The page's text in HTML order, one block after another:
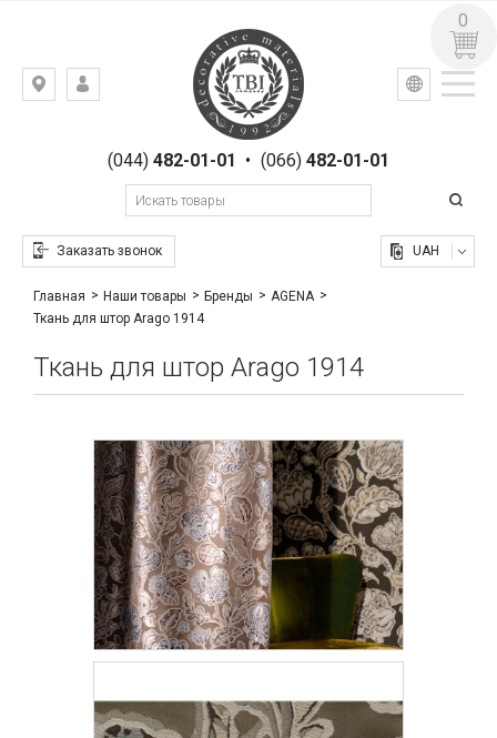
Киев,
Гоголевская,(044)482-01-01 • (066) 482-01-01
Заказать звонок
УКР РУС
UAH
0
Главная Наши товары Бренды
AGENA
Ткань для штор Arago 1914
Ткань для штор Arago 1914